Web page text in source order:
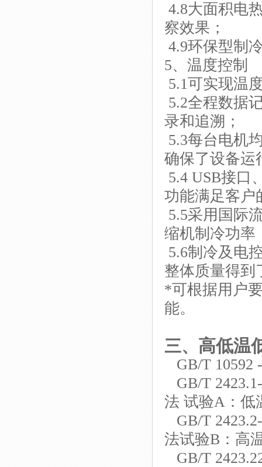
4.8大面积电
察效果；
4.9环保型制
5、温度控制
5.1可实现温
5.2全程数据
录和追溯；
5.3每台电机
确保了设备运
5.4 USB接口
功能满足客户
5.5采用国际
缩机制冷功率
5.6制冷及电
整体质量得到
*可根据用户
能。
三、 高低温
GB/T 10592
GB/T
法 试验A：低
GB/T
法试验B：高
GB/T